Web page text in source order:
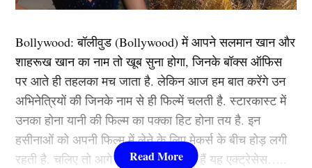
उल्लू ऐप (Ullu Trending Webseries) की ये सीरीज रात के
समय में घटित होने वाली कुछ रहस्यमयी घटनाओं के इर्द-गिर्द
घूमती है। जैसे-जैसे रात गहराती जाती है, घटनाएं और पेचीदा होती
जाती हैं। ये वेबसीरीज कमाल की है। ये सीरीज आपको लगातार
अनुमान लगाने पर मजबूर करती रहेगी कि आखिर क्या होने वाला
है।
Bollywood:बॉलीवुड (Bollywood)में आपने सलमान खान और
शाहरूख खान का नाम तो खूब सुना होगा, जिनके बॉक्स ऑफिस
पर आते ही तहलका मच जाता है. लेकिन आज हम बात करेंगे उन
अभिनेत्रियों की जिनके नाम से ही फिल्में चलती है. स्टारकास्ट में
उनका होना यानी की फिल्म का पक्का हिट होना तय है. इन
हसीनाओं को अपनी फिल्म में लेने के लिए मेकर्स के बीच होड़ लगी
रहती है. चलिए तो आगे जानते हैं कौन-कौन हैं यह एक्ट्रेसेस…..